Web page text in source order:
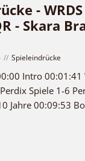
-
- Skara
Spieleindrücke
Intro 00:01:41
Spiele 1-6
Jahre 00:09:53